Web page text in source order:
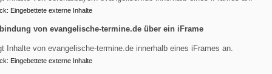
: Eingebettete externe Inhalte
von evangelische-termine.de über ein iFrame
Inhalte von evangelische-termine.de innerhalb eines iFrames an.
: Eingebettete externe Inhalte